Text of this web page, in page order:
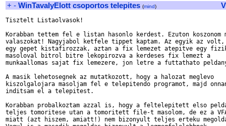
+ - WinTavalyElott csoportos telepites (mind)
Tisztelt Listaolvasok!
Korabban tettem fel e listan hasonlo kerdest. Ezuton koszonom
valaszokat! Nagyjabol ketfele tippet kaptam. Az egyik az
egy gepet kistafirozzak, aztan a fix lemezet atepitve egy
masoloval bitrol bitre lekopirozva a kerdeses fix lemezt a
munkaallomas sajat fix lemezere, jon letre a futtathato
A masik lehetosegnek az mutatkozott, hogy a halozat meglevo
kiszolgalojara masoljam fel e telepitendo programot, majd
inditsam el a telepitest.
Korabban probalkoztam azzal is, hogy a feltelepitett elso
teljes tomoritese utan a tomoritett file-t masolom, de ez a
miatt (azt hiszem, amiatt!) nem bizonyult teljes erteku